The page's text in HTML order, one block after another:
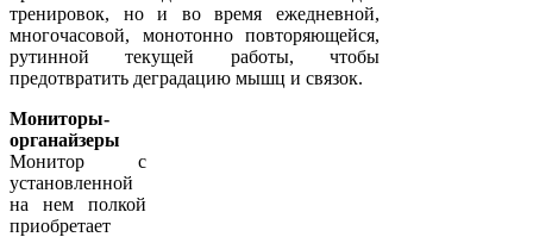
тренировок, но и во время ежедневной,
многочасовой, монотонно повторяющейся,
рутинной текущей работы, чтобы
предотвратить деградацию мышц и связок.
Мониторы-
органайзеры
Монитор с
установленной
на нем полкой
приобретает